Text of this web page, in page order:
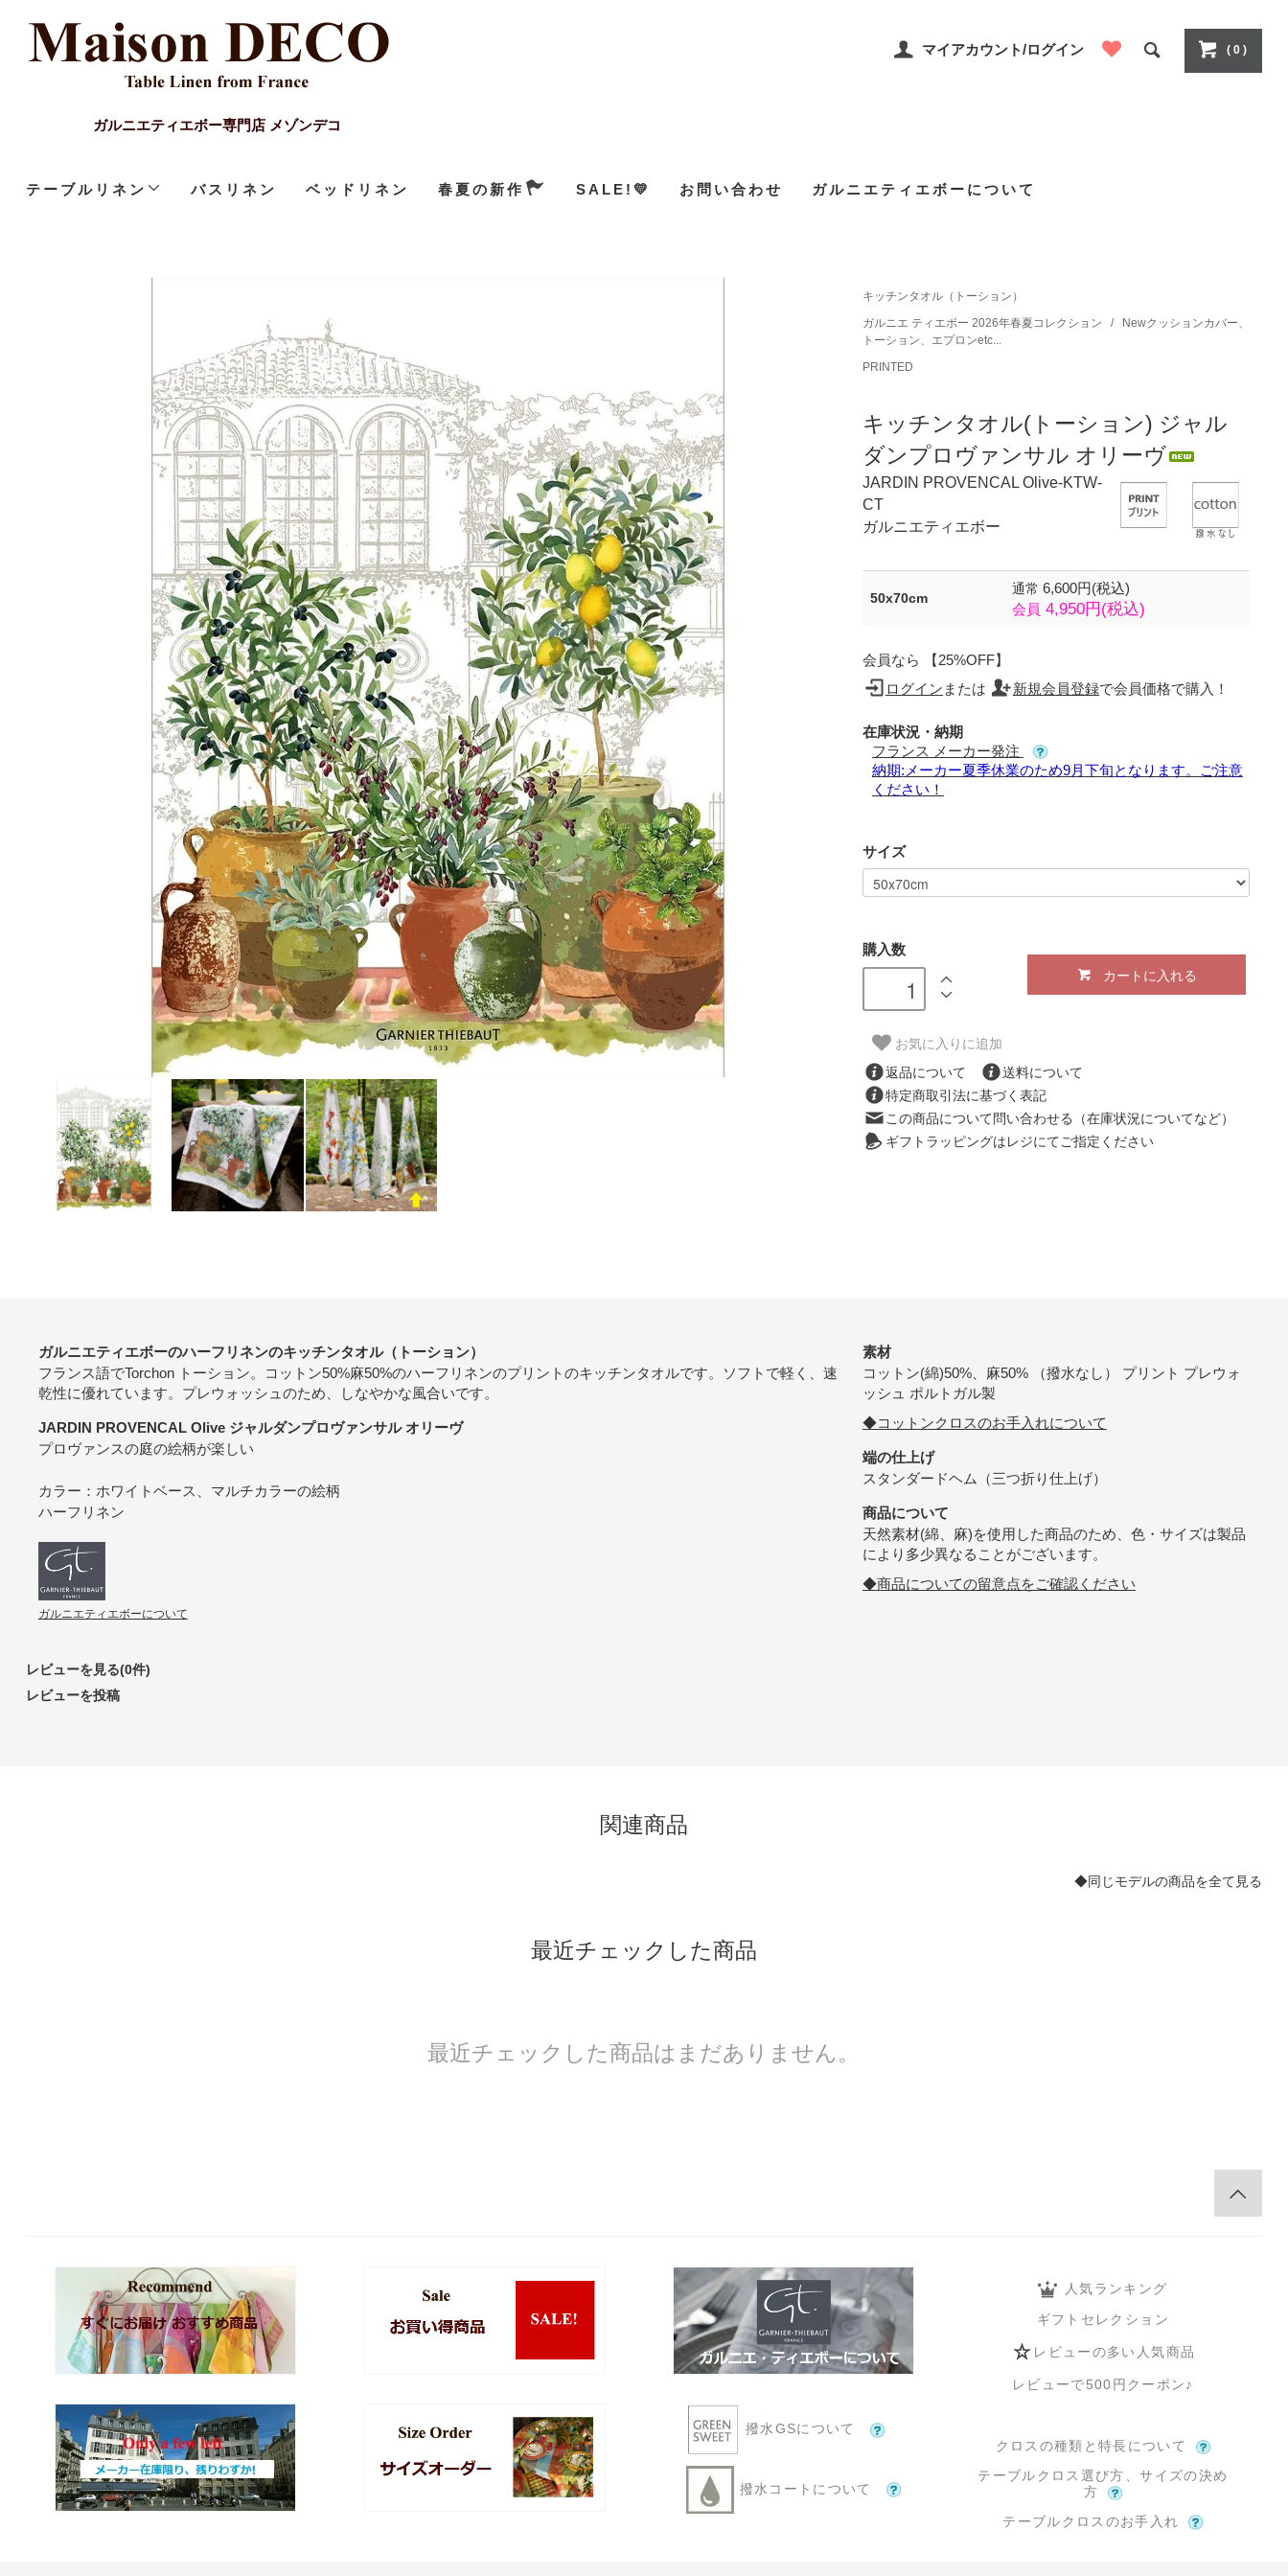
ガルニエティエボー専門店 メゾンデコ
マイアカウント/ログイン ( 0 )
テーブルリネン バスリネン ベッドリネン 春夏の新作 SALE!💛 お問い合わせ ガルニエティエボーについて
キッチンタオル（トーション）
ガルニエ ティエボー 2026年春夏コレクション
/
Newクッションカバー、
トーション、エプロンetc...
PRINTED
キッチンタオル(トーション) ジャル
ダンプロヴァンサル オリーヴ
JARDIN PROVENCAL Olive-KTW-
CT
ガルニエティエボー
50x70cm
通常 6,600円(税込)
会員 4,950円(税込)
会員なら 【25%OFF】
ログイン または 新規会員登録で会員価格で購入！
在庫状況・納期
フランス メーカー発注
納期:メーカー夏季休業のため9月下旬となります。ご注意
ください！
サイズ
購入数
カートに入れる
お気に入りに追加
返品について
送料について
特定商取引法に基づく表記
この商品について問い合わせる（在庫状況についてなど）
ギフトラッピングはレジにてご指定ください
ガルニエティエボーのハーフリネンのキッチンタオル（トーション）
フランス語でTorchon トーション。コットン50%麻50%のハーフリネンのプリントのキッチンタオルです。ソフトで軽く、速
乾性に優れています。プレウォッシュのため、しなやかな風合いです。
JARDIN PROVENCAL Olive ジャルダンプロヴァンサル オリーヴ
プロヴァンスの庭の絵柄が楽しい
カラー：ホワイトベース、マルチカラーの絵柄
ハーフリネン
ガルニエティエボーについて
素材
コットン(綿)50%、麻50% （撥水なし） プリント プレウォ
ッシュ ポルトガル製
◆コットンクロスのお手入れについて
端の仕上げ
スタンダードヘム（三つ折り仕上げ）
商品について
天然素材(綿、麻)を使用した商品のため、色・サイズは製品
により多少異なることがございます。
◆商品についての留意点をご確認ください
レビューを見る(0件)
レビューを投稿
関連商品
◆同じモデルの商品を全て見る
最近チェックした商品
最近チェックした商品はまだありません。
撥水GSについて
撥水コートについて
人気ランキング
ギフトセレクション
レビューの多い人気商品
レビューで500円クーポン♪
クロスの種類と特長について
テーブルクロス選び方、サイズの決め
方
テーブルクロスのお手入れ